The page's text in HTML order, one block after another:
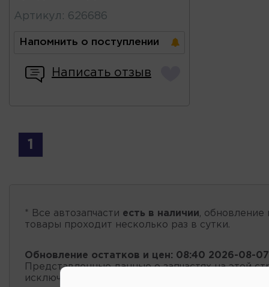
Артикул : 626686
Напомнить о поступлении
Написать отзыв
1
* Все автозапчасти есть в наличии, обновление
товары проходит несколько раз в сутки.
Обновление остатков и цен: 08:40 2026-08-07
Представленные данные о запчастях на этой
исключительно информационный характер.